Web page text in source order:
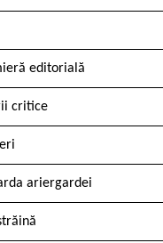
editorială
critice
ariergardei